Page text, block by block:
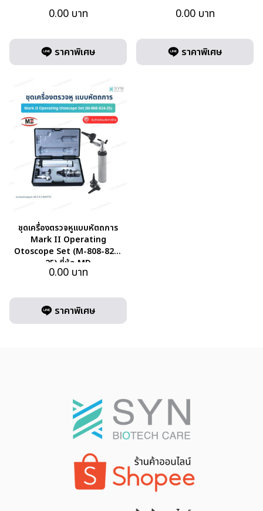
0.00 บาท
ราคาพิเศษ
0.00 บาท
ราคาพิเศษ
ชุดเครื่องตรวจหูแบบหัตถการ
Mark II Operating
Otoscope Set (M-808-824-
25) ยี่ห้อ MD
0.00 บาท
ราคาพิเศษ